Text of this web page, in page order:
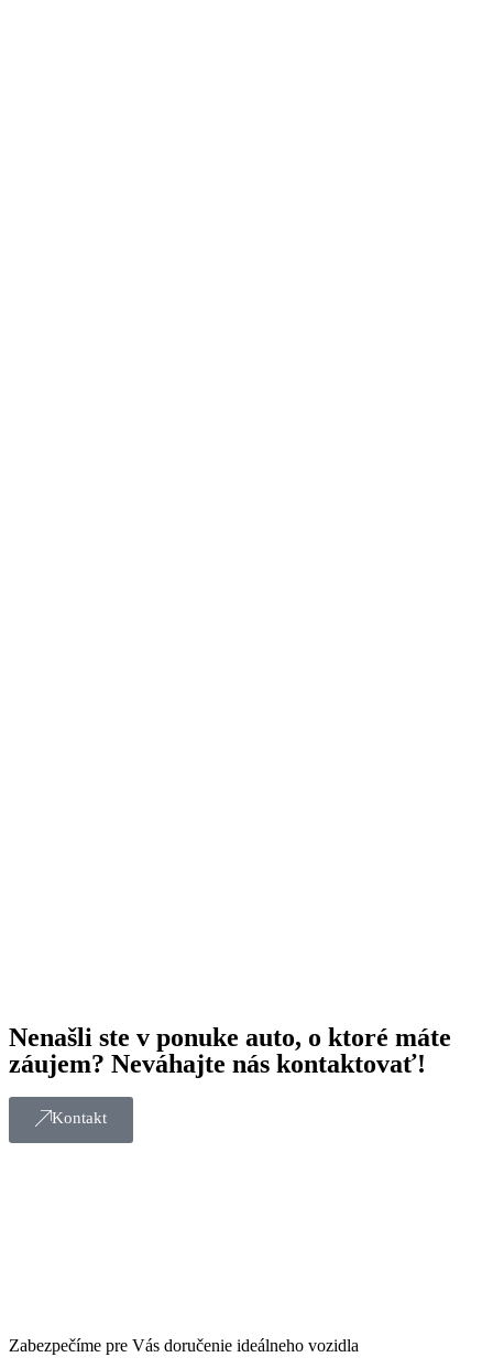
Nenašli ste v ponuke auto, o ktoré máte
záujem? Neváhajte nás kontaktovať!
Kontakt
Zabezpečíme pre Vás doručenie ideálneho vozidla